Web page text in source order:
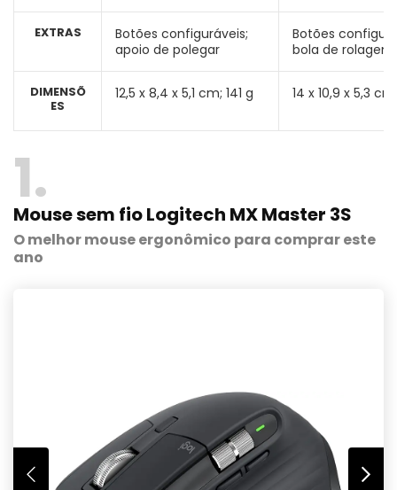
EXTRAS
DIMENSÕ
ES
Botões configuráveis;
apoio de polegar
12,5 x 8,4 x 5,1 cm; 141 g
Botões
bola de rolagem
14 x 10,9 x 5,3
1
Mouse sem fio Logitech MX Master 3S
O melhor mouse ergonômico para comprar este
ano